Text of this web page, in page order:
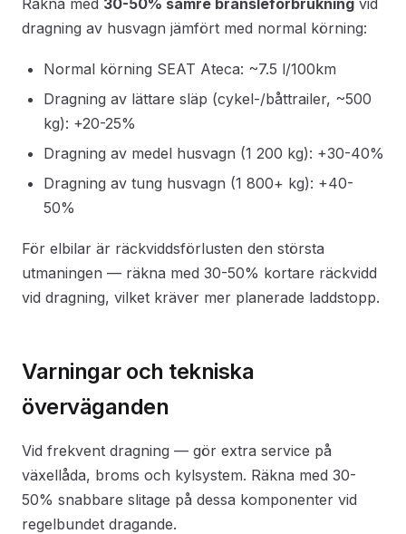
Räkna med 30-50% sämre bränsleförbrukning vid
dragning av husvagn jämfört med normal körning:
Normal körning SEAT Ateca: ~7.5 l/100km
Dragning av lättare släp (cykel-/båttrailer, ~500
kg): +20-25%
Dragning av medel husvagn (1 200 kg): +30-40%
Dragning av tung husvagn (1 800+ kg): +40-
50%
För elbilar är räckviddsförlusten den största
utmaningen — räkna med 30-50% kortare räckvidd
vid dragning, vilket kräver mer planerade laddstopp.
Varningar och tekniska
överväganden
Vid frekvent dragning — gör extra service på
växellåda, broms och kylsystem. Räkna med 30-
50% snabbare slitage på dessa komponenter vid
regelbundet dragande.